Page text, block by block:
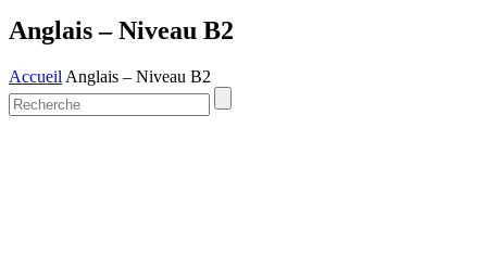
Anglais – Niveau B2
Accueil Anglais – Niveau B2